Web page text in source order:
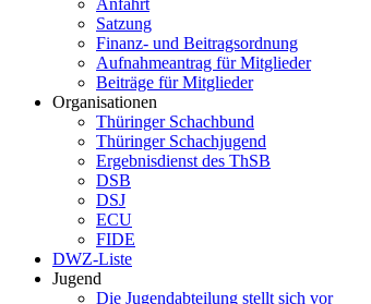
Satzung
Finanz- und Beitragsordnung
Aufnahmeantrag für Mitglieder
Beiträge für Mitglieder
Organisationen
Thüringer Schachbund
Thüringer Schachjugend
Ergebnisdienst des ThSB
DSB
DSJ
ECU
FIDE
DWZ-Liste
Jugend
Die Jugendabteilung stellt sich vor